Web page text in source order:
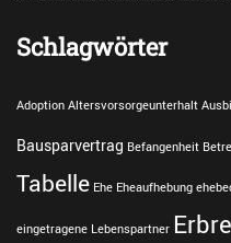
u
n
d
r
c
h
Schlagwörter
Adoption Altersvorsorgeunterhalt
Bausparvertrag Befangenheit
Tabelle Ehe Eheaufhebung
eingetragene Lebenspartner